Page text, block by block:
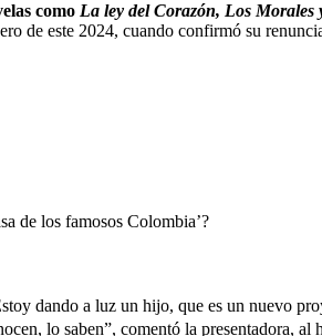
como La ley del Corazón, Los Morales
de este 2024, cuando confirmó su
de los famosos Colombia’?
dando a luz un hijo, que es un nuevo
lo saben”, comentó la presentadora, al